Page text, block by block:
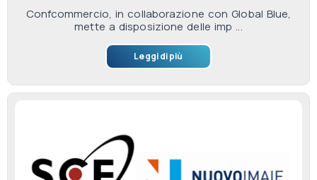
Confcommercio, in collaborazione con Global Blue,
mette a disposizione delle imp ...
Leggi di più